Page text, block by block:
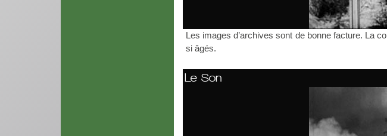
Les images d’archives sont de bonne facture. La
si âgés.
Le Son